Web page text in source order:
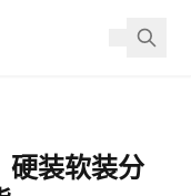
硬装软装分